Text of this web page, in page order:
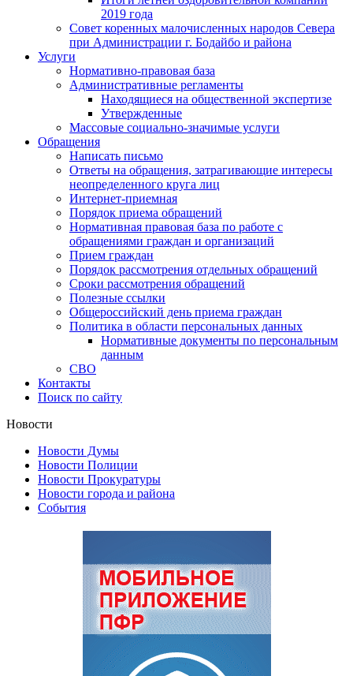
2019 года
Совет коренных малочисленных народов Севера
при Администрации г. Бодайбо и района
Услуги
Нормативно-правовая база
Административные регламенты
Находящиеся на общественной экспертизе
Утвержденные
Массовые социально-значимые услуги
Обращения
Написать письмо
Ответы на обращения, затрагивающие интересы
неопределенного круга лиц
Интернет-приемная
Порядок приема обращений
Нормативная правовая база по работе с
обращениями граждан и организаций
Прием граждан
Порядок рассмотрения отдельных обращений
Сроки рассмотрения обращений
Полезные ссылки
Общероссийский день приема граждан
Политика в области персональных данных
Нормативные документы по персональным
данным
СВО
Контакты
Поиск по сайту
Новости
Новости Думы
Новости Полиции
Новости Прокуратуры
Новости города и района
События